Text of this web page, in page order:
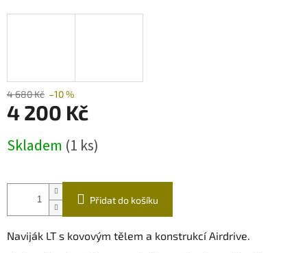
4 680 Kč –10 %
4 200 Kč
cena:
Skladem (1 ks)
Přidat do košíku
Naviják LT s kovovým tělem a konstrukcí Airdrive.